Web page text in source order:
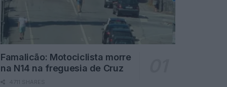
Famalicão: Motociclista morre
na N14 na freguesia de Cruz
4711 SHARES